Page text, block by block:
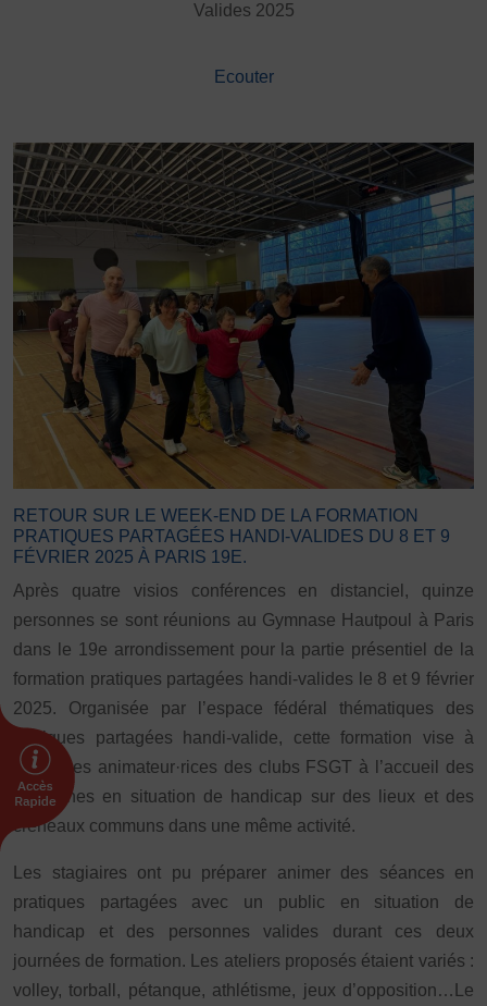
Ressources média
Championnat de France FSGT
Jeunesses
Santé
Seniors
Entreprises
Pratiques partagées
Écologie
Sport avec les exilés
ÉTHIQUE SPORTIVE
Signalement violences sexistes et sexuelles
Protéger les pratiquant.es
Prévenir les discriminations
Agir contre le dopage et les conduites dopantes
Préserver le pacte républicain
FORMATION
Livret de l’animateur·trice
Brevet Fédéral
BAFA
Officiel·les
Responsable associatif.ve FSGT
Formateur.trice.s
ORGANISME DE FORMATION
Certificat de qualification professionnelle ALS
TSARE
INTERNATIONAL
Échanges internationaux
Coopération et solidarité internationales
Valides 2025
Ecouter
RETOUR SUR LE WEEK-END DE LA FORMATION
PRATIQUES PARTAGÉES HANDI-VALIDES DU 8 ET 9
FÉVRIER 2025 À PARIS 19E.
Après quatre visios conférences en distanciel, quinze
personnes se sont réunions au Gymnase Hautpoul à Paris
dans le 19e arrondissement pour la partie présentiel de la
formation pratiques partagées handi-valides le 8 et 9 février
2025. Organisée par l’espace fédéral thématiques des
pratiques partagées handi-valide, cette formation vise à
former les animateur·rices des clubs FSGT à l’accueil des
personnes en situation de handicap sur des lieux et des
créneaux communs dans une même activité.
Les stagiaires ont pu préparer animer des séances en
pratiques partagées avec un public en situation de
handicap et des personnes valides durant ces deux
journées de formation. Les ateliers proposés étaient variés :
volley, torball, pétanque, athlétisme, jeux d’opposition…Le